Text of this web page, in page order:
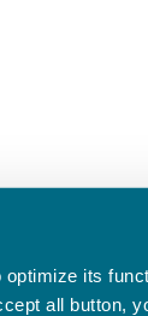
its
all button,